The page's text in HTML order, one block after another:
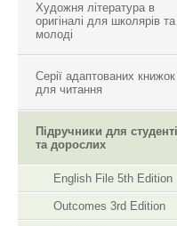
Художня література в
оригіналі для школярів та
молоді
Серії адаптованих книжок
для читання
Підручники для
та дорослих
English File 5th Edition
Outcomes 3rd Edition